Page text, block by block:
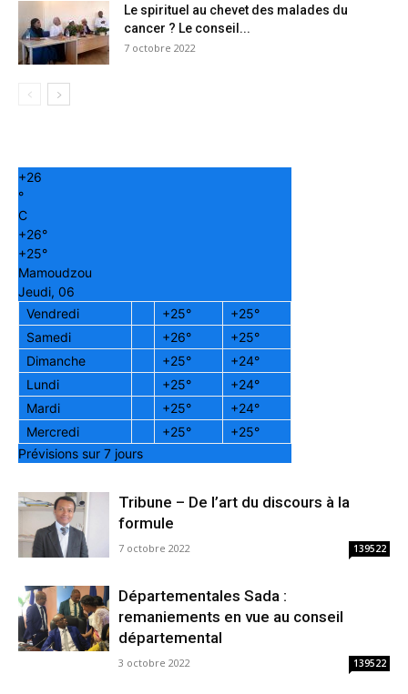
Le spirituel au chevet des malades du
cancer ? Le conseil...
7 octobre 2022
+26
°
C
+26°
+25°
Mamoudzou
Jeudi, 06
Vendredi
+25° +25°
Samedi
+26° +25°
Dimanche
+25° +24°
Lundi
+25° +24°
Mardi
+25° +24°
Mercredi
+25° +25°
Prévisions sur 7 jours
Tribune – De l’art du discours à la
formule
7 octobre 2022 139522
Départementales Sada :
remaniements en vue au conseil
départemental
3 octobre 2022 139522